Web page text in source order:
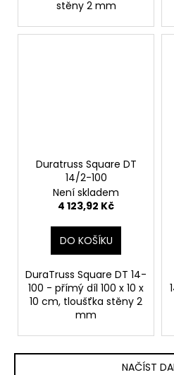
stěny 2 mm
Duratruss Square DT
14/2-100
Není skladem
4 123,92 Kč
DO KOŠÍKU
DuraTruss Square DT 14-
100 - přímý díl 100 x 10 x
10 cm, tloušťka stěny 2
mm
NAČÍST